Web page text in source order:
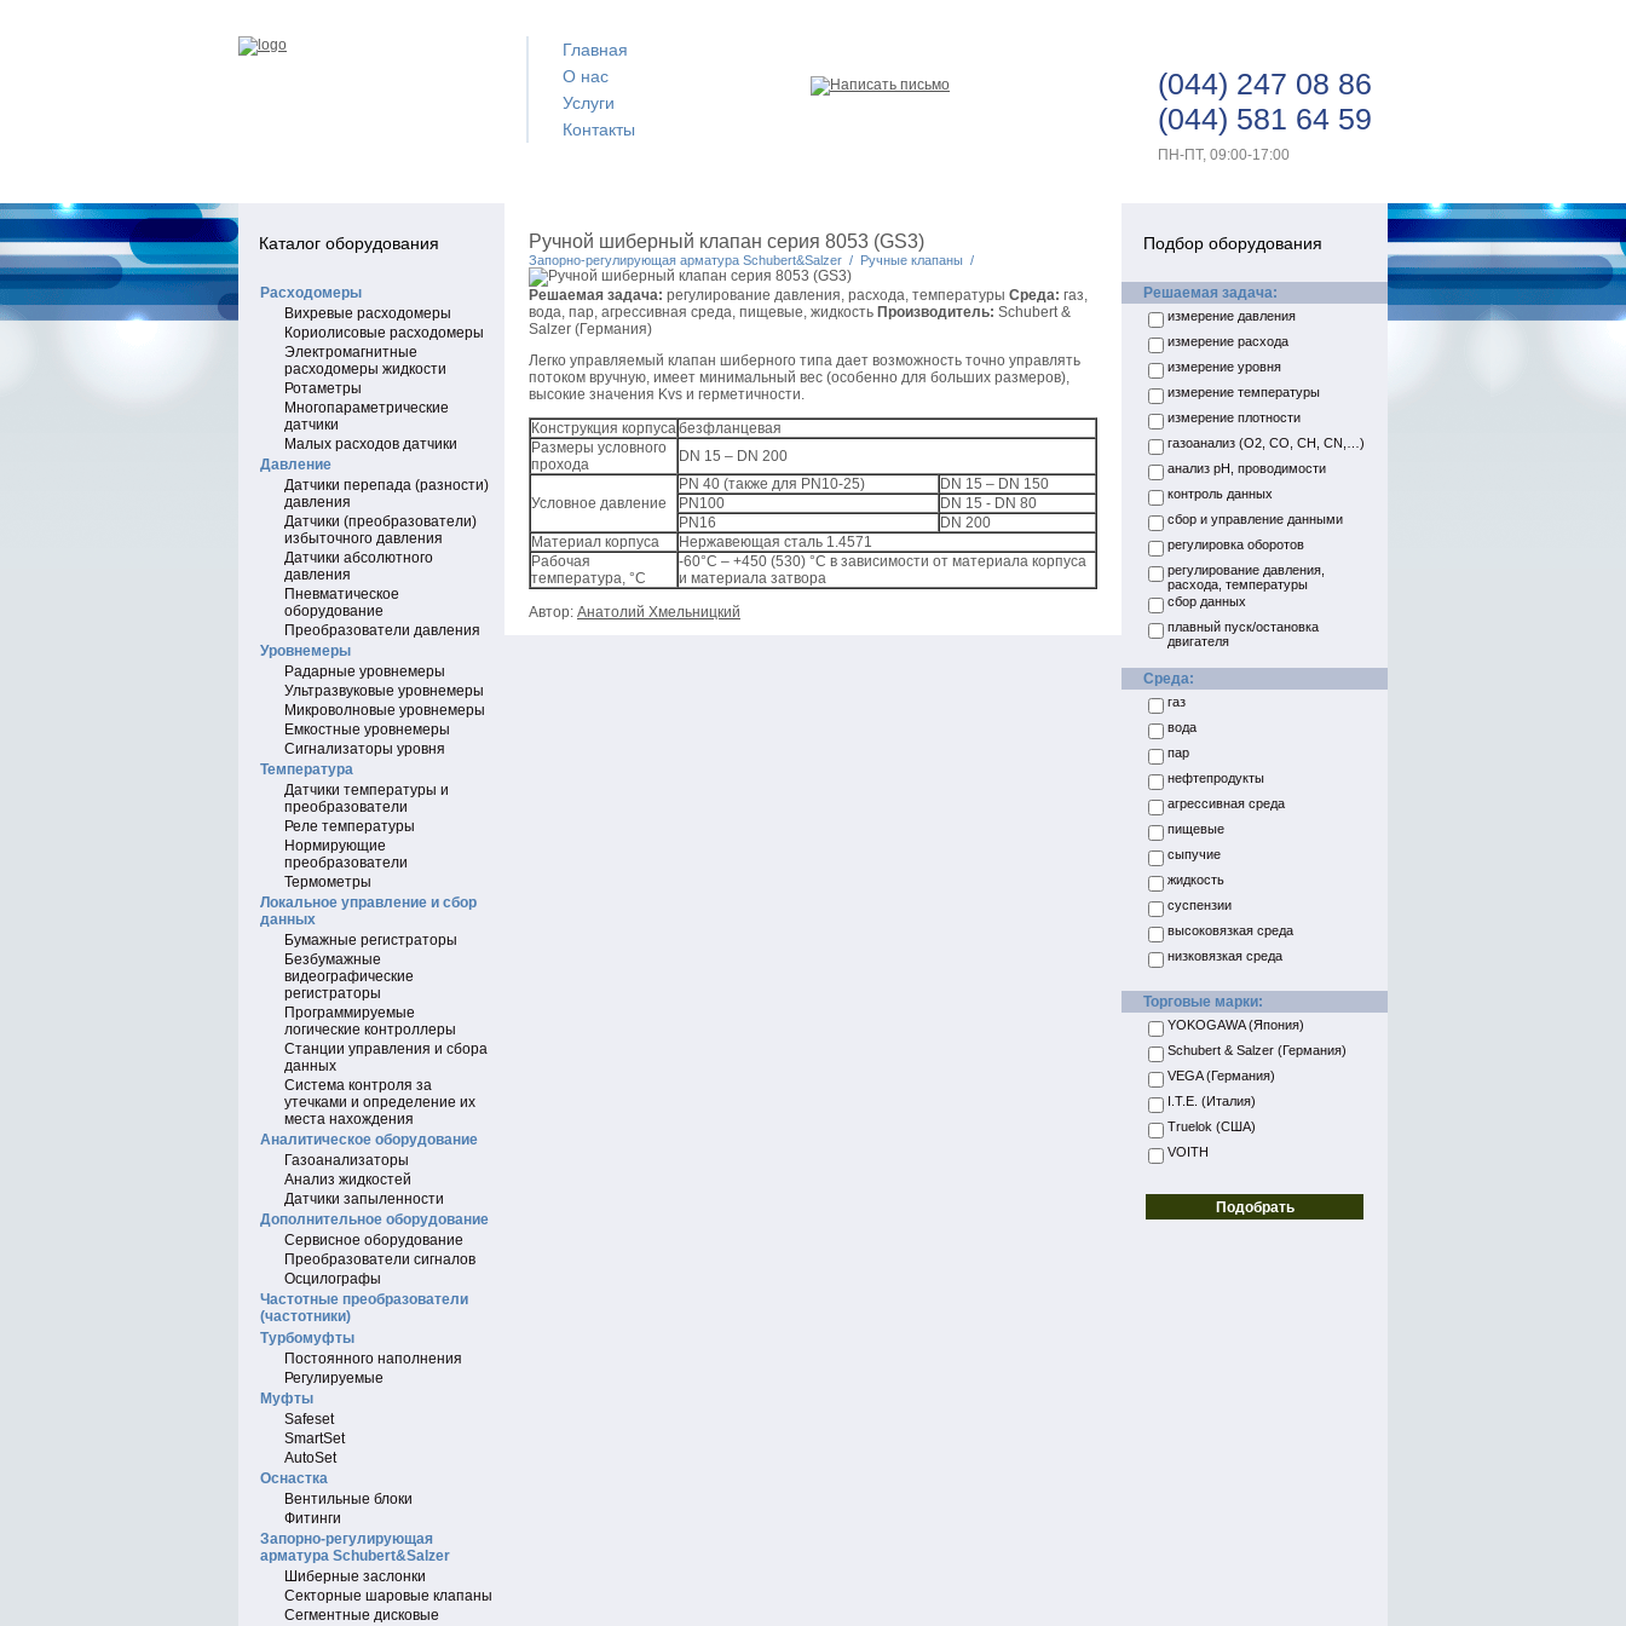
Главная
О нас
Услуги
Контакты
(044) 247 08 86
(044) 581 64 59
ПН-ПТ, 09:00-17:00
Каталог оборудования Подбор оборудования
Расходомеры
Вихревые расходомеры
Кориолисовые расходомеры
Электромагнитные
расходомеры жидкости
Ротаметры
Многопараметрические
датчики
Малых расходов датчики
Давление
Датчики перепада (разности)
давления
Датчики (преобразователи)
избыточного давления
Датчики абсолютного
давления
Пневматическое
оборудование
Преобразователи давления
Уровнемеры
Радарные уровнемеры
Ультразвуковые уровнемеры
Микроволновые уровнемеры
Емкостные уровнемеры
Сигнализаторы уровня
Температура
Датчики температуры и
преобразователи
Реле температуры
Нормирующие
преобразователи
Термометры
Локальное управление и сбор
данных
Бумажные регистраторы
Безбумажные
видеографические
регистраторы
Программируемые
логические контроллеры
Станции управления и сбора
данных
Система контроля за
утечками и определение их
места нахождения
Аналитическое оборудование
Газоанализаторы
Анализ жидкостей
Датчики запыленности
Дополнительное оборудование
Сервисное оборудование
Преобразователи сигналов
Осцилографы
Частотные преобразователи
(частотники)
Турбомуфты
Постоянного наполнения
Регулируемые
Муфты
Safeset
SmartSet
AutoSet
Оснастка
Вентильные блоки
Фитинги
Запорно-регулирующая
арматура Schubert&Salzer
Шиберные заслонки
Секторные шаровые клапаны
Сегментные дисковые
Ручной шиберный клапан серия 8053 (GS3)
Запорно-регулирующая арматура Schubert&Salzer / Ручные клапаны /
Решаемая задача: регулирование давления, расхода, температуры Среда: газ,
вода, пар, агрессивная среда, пищевые, жидкость Производитель: Schubert &
Salzer (Германия)
Легко управляемый клапан шиберного типа дает возможность точно управлять
потоком вручную, имеет минимальный вес (особенно для больших размеров),
высокие значения Kvs и герметичности.
Конструкция корпусабезфланцевая
Размеры условного
прохода
DN 15 – DN 200
Условное давление
PN 40 (также для PN10-25)
DN 15 – DN 150
PN100
DN 15 - DN 80
PN16
DN 200
Материал корпуса
Нержавеющая сталь 1.4571
Рабочая
температура, °С
-60°C – +450 (530) °C в зависимости от материала корпуса
и материала затвора
Автор: Анатолий Хмельницкий
Решаемая задача:
измерение давления
измерение расхода
измерение уровня
измерение температуры
измерение плотности
газоанализ (О2, СО, СН, СN,…)
анализ pH, проводимости
контроль данных
сбор и управление данными
регулировка оборотов
регулирование давления,
расхода, температуры
сбор данных
плавный пуск/остановка
двигателя
Среда:
газ
вода
пар
нефтепродукты
агрессивная среда
пищевые
сыпучие
жидкость
суспензии
высоковязкая среда
низковязкая среда
Торговые марки:
YOKOGAWA (Япония)
Schubert & Salzer (Германия)
VEGA (Германия)
I.T.E. (Италия)
Truelok (США)
VOITH